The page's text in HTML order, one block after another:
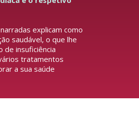
explicam como
saudável, o que lhe
de insuficiência
tratamentos
a sua saúde